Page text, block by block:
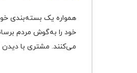
همواره یک بسته‌بندی
خود را به‌گوش مردم
می‌کنند. مشتری با دیدن